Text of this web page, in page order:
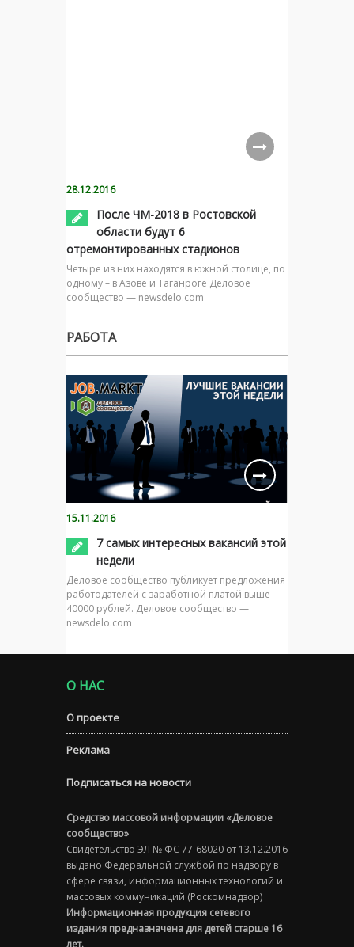
28.12.2016
После ЧМ-2018 в Ростовской
области будут 6
отремонтированных стадионов
Четыре из них находятся в южной столице, по
одному – в Азове и Таганроге Деловое
сообщество — newsdelo.com
РАБОТА
15.11.2016
7 самых интересных вакансий этой
недели
Деловое сообщество публикует предложения
работодателей с заработной платой выше
40000 рублей. Деловое сообщество —
newsdelo.com
О НАС
О проекте
Реклама
Подписаться на новости
Средство массовой информации «Деловое
сообщество»
Свидетельство ЭЛ № ФС 77-68020 от 13.12.2016
выдано Федеральной службой по надзору в
сфере связи, информационных технологий и
массовых коммуникаций (Роскомнадзор)
Информационная продукция сетевого
издания предназначена для детей старше 16
лет.